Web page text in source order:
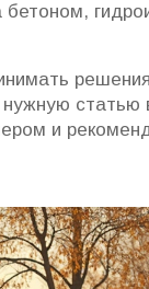
статью
и